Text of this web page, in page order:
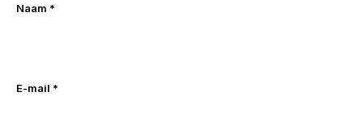
Naam *
E-mail *